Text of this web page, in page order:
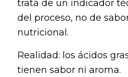
trata de un indicador
del proceso, no de
nutricional.
Realidad: los ácidos
tienen sabor ni aroma.